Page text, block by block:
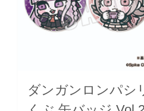
ダンガンロンパシ